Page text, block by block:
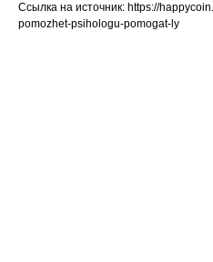
Ссылка на источник: https://
pomozhet-psihologu-pomogat-ly